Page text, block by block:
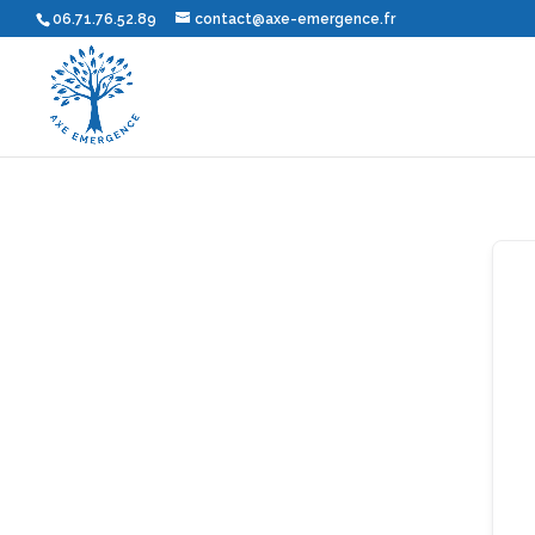
06.71.76.52.89 contact@axe-emergence.fr